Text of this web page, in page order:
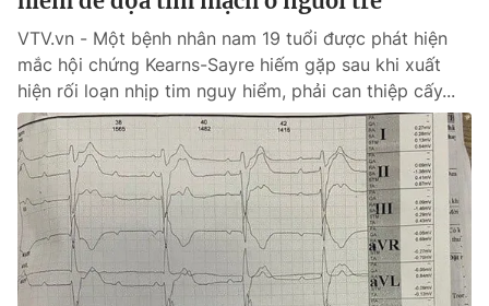
VTV.vn - Một bệnh nhân nam 19 tuổi được phát hiện
mắc hội chứng Kearns-Sayre hiếm gặp sau khi xuất
hiện rối loạn nhịp tim nguy hiểm, phải can thiệp cấy...